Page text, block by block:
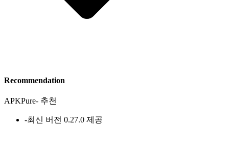
Recommendation
APKPure- 추천
-최신 버전 0.27.0 제공